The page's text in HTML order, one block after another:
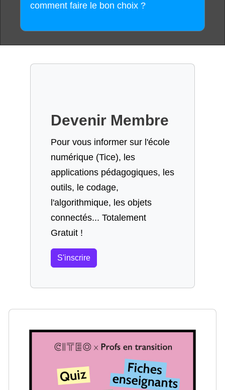
comment faire le bon choix ?
Devenir Membre
Pour vous informer sur l'école
numérique (Tice), les
applications pédagogiques, les
outils, le codage,
l'algorithmique, les objets
connectés... Totalement
Gratuit !
S'inscrire